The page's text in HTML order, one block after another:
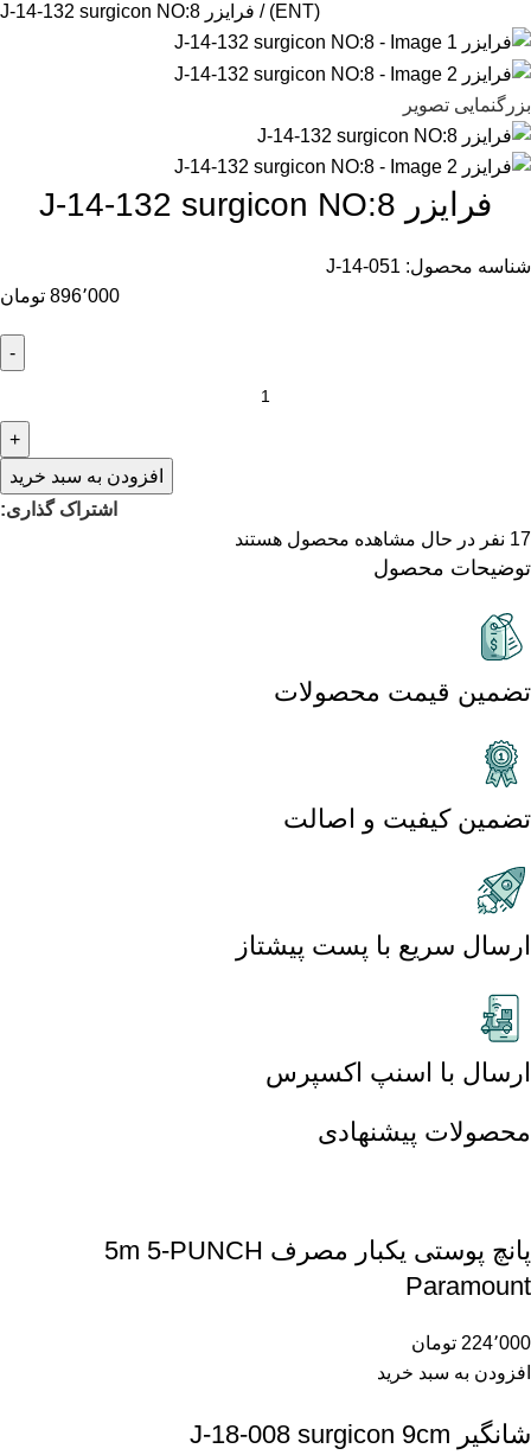
(ENT)
فرایزر J-14-132 surgicon NO:8
بزرگنمایی تصویر
فرایزر J-14-132 surgicon NO:8
شناسه محصول: J-14-051
896٬000 تومان
افزودن به سبد خرید
اشتراک گذاری:
17 نفر در حال مشاهده محصول هستند
توضیحات محصول
تضمین قیمت محصولات
تضمین کیفیت و اصالت
ارسال سریع با پست پیشتاز
ارسال با اسنپ اکسپرس
محصولات پیشنهادی
پانچ پوستی یکبار مصرف 5m 5-PUNCH
Paramount
224٬000 تومان
افزودن به سبد خرید
شانگیر J-18-008 surgicon 9cm